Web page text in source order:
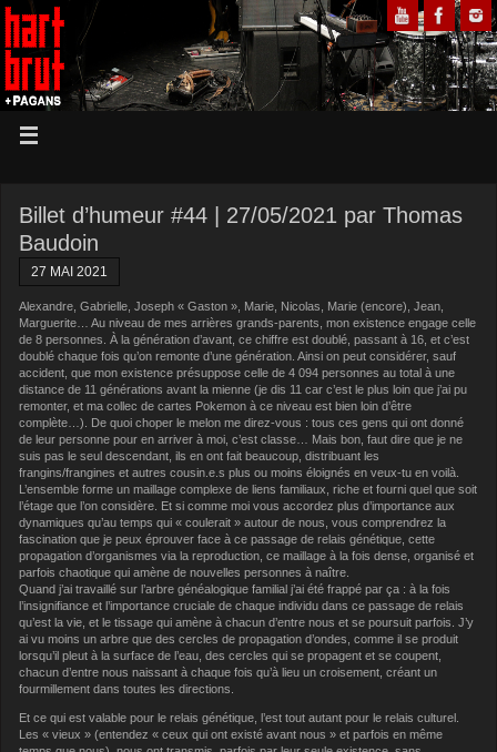
Billet d’humeur #44 | 27/05/2021 par Thomas
Baudoin
27 MAI 2021
Alexandre, Gabrielle, Joseph « Gaston », Marie, Nicolas, Marie (encore), Jean,
Marguerite… Au niveau de mes arrières grands-parents, mon existence engage celle
de 8 personnes. À la génération d’avant, ce chiffre est doublé, passant à 16, et c’est
doublé chaque fois qu’on remonte d’une génération. Ainsi on peut considérer, sauf
accident, que mon existence présuppose celle de 4 094 personnes au total à une
distance de 11 générations avant la mienne (je dis 11 car c’est le plus loin que j’ai pu
remonter, et ma collec de cartes Pokemon à ce niveau est bien loin d’être
complète…). De quoi choper le melon me direz-vous : tous ces gens qui ont donné
de leur personne pour en arriver à moi, c’est classe… Mais bon, faut dire que je ne
suis pas le seul descendant, ils en ont fait beaucoup, distribuant les
frangins/frangines et autres cousin.e.s plus ou moins éloignés en veux-tu en voilà.
L’ensemble forme un maillage complexe de liens familiaux, riche et fourni quel que soit
l’étage que l’on considère. Et si comme moi vous accordez plus d’importance aux
dynamiques qu’au temps qui « coulerait » autour de nous, vous comprendrez la
fascination que je peux éprouver face à ce passage de relais génétique, cette
propagation d’organismes via la reproduction, ce maillage à la fois dense, organisé et
parfois chaotique qui amène de nouvelles personnes à naître.
Quand j’ai travaillé sur l’arbre généalogique familial j’ai été frappé par ça : à la fois
l’insignifiance et l’importance cruciale de chaque individu dans ce passage de relais
qu’est la vie, et le tissage qui amène à chacun d’entre nous et se poursuit parfois. J’y
ai vu moins un arbre que des cercles de propagation d’ondes, comme il se produit
lorsqu’il pleut à la surface de l’eau, des cercles qui se propagent et se coupent,
chacun d’entre nous naissant à chaque fois qu’à lieu un croisement, créant un
fourmillement dans toutes les directions.
Et ce qui est valable pour le relais génétique, l’est tout autant pour le relais culturel.
Les « vieux » (entendez « ceux qui ont existé avant nous » et parfois en même